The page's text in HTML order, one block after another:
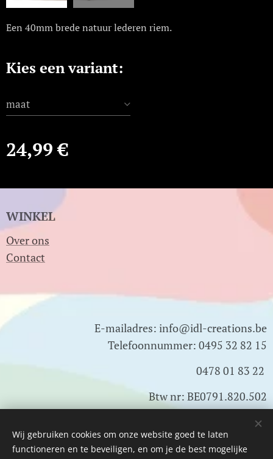
Een 40mm brede natuur lederen riem.
Kies een variant:
maat
24,99€
WINKEL
Over ons
Contact
E-mailadres: info@idl-creations.be
Telefoonnummer: 0495 32 82 15
0478 01 83 22
Btw nr: BE0791.820.502
Cookies
Wij gebruiken cookies om onze website goed te laten
functioneren en te beveiligen, en om je de best mogelijke